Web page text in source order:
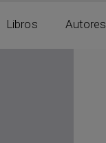
Libros Autores